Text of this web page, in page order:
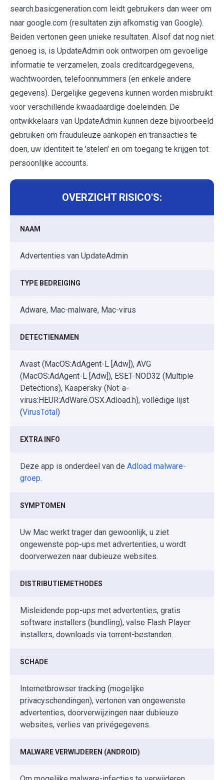
search.basicgeneration.com leidt gebruikers dan weer om
naar google.com (resultaten zijn afkomstig van Google).
Beiden vertonen geen unieke resultaten. Alsof dat nog niet
genoeg is, is UpdateAdmin ook ontworpen om gevoelige
informatie te verzamelen, zoals creditcardgegevens,
wachtwoorden, telefoonnummers (en enkele andere
gegevens). Dergelijke gegevens kunnen worden misbruikt
voor verschillende kwaadaardige doeleinden. De
ontwikkelaars van UpdateAdmin kunnen deze bijvoorbeeld
gebruiken om frauduleuze aankopen en transacties te
doen, uw identiteit te 'stelen' en om toegang te krijgen tot
persoonlijke accounts.
OVERZICHT RISICO'S:
NAAM
Advertenties van UpdateAdmin
TYPE BEDREIGING
Adware, Mac-malware, Mac-virus
DETECTIENAMEN
Avast (MacOS:AdAgent-L [Adw]), AVG
(MacOS:AdAgent-L [Adw]), ESET-NOD32 (Multiple
Detections), Kaspersky (Not-a-
virus:HEUR:AdWare.OSX.Adload.h), volledige lijst
(VirusTotal)
EXTRA INFO
Deze app is onderdeel van de Adload malware-
groep.
SYMPTOMEN
Uw Mac werkt trager dan gewoonlijk, u ziet
ongewenste pop-ups met advertenties, u wordt
doorverwezen naar dubieuze websites.
DISTRIBUTIEMETHODES
Misleidende pop-ups met advertenties, gratis
software installers (bundling), valse Flash Player
installers, downloads via torrent-bestanden.
SCHADE
Internetbrowser tracking (mogelijke
privacyschendingen), vertonen van ongewenste
advertenties, doorverwijzingen naar dubieuze
websites, verlies van privégegevens.
MALWARE VERWIJDEREN (ANDROID)